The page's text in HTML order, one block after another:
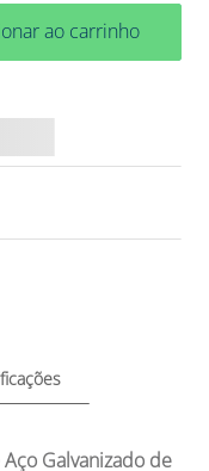
ao carrinho
Galvanizado de